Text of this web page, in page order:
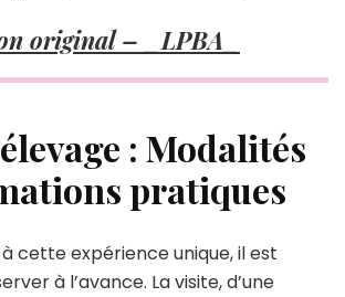
original – _LPBA_
: Modalités
pratiques
cette expérience unique, il est
à l’avance. La visite, d’une